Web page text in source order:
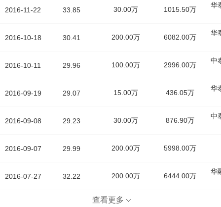
2016-11-22
2016-10-18
2016-10-11
2016-09-19
2016-09-08
2016-09-07
2016-07-27
33.85 30.00万 1015.50万
华
30.41 200.00万 6082.00万
华
29.96 100.00万 2996.00万
中
29.07 15.00万 436.05万
华
29.23 30.00万 876.90万
中
29.99 200.00万 5998.00万
32.22 200.00万 6444.00万
华
查看更多